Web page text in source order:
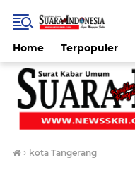
Home Terpopuler
› kota Tangerang